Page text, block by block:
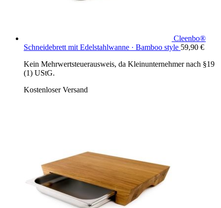
Cleenbo®
Schneidebrett mit Edelstahlwanne · Bamboo style 59,90 €
Kein Mehrwertsteuerausweis, da Kleinunternehmer nach §19
(1) UStG.
Kostenloser Versand